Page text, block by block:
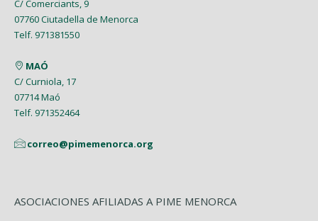
C/ Comerciants, 9
07760 Ciutadella de Menorca
Telf. 971381550
MAÓ
C/ Curniola, 17
07714 Maó
Telf. 971352464
correo@pimemenorca.org
ASOCIACIONES AFILIADAS A PIME MENORCA